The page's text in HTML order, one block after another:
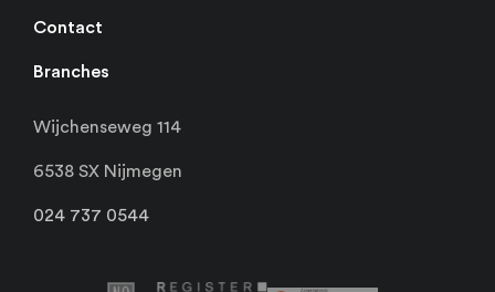
Contact
Branches
Wijchenseweg 114
6538 SX Nijmegen
024 737 0544